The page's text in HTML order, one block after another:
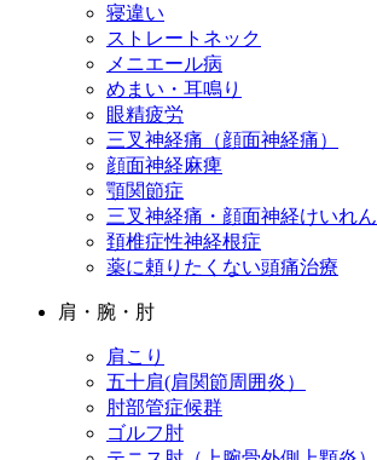
寝違い
ストレートネック
メニエール病
めまい・耳鳴り
眼精疲労
三叉神経痛（顔面神経痛）
顔面神経麻痺
顎関節症
三叉神経痛・顔面神経けいれん
頚椎症性神経根症
薬に頼りたくない頭痛治療
肩・腕・肘
肩こり
五十肩(肩関節周囲炎）
肘部管症候群
ゴルフ肘